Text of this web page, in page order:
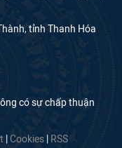
tỉnh Thanh Hóa
có sự chấp thuận
Cookies RSS